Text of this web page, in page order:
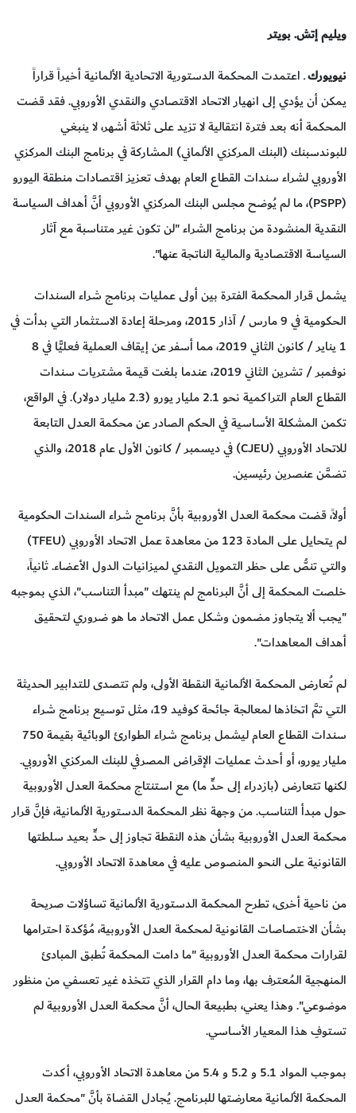
ويليم إتش. بويتر
نيويوركـ اعتمدت المحكمة الدستورية الاتحادية الألمانية أخيراً قراراً
يمكن أن يؤدي إلى انهيار الاتحاد الاقتصادي والنقدي الأوروبي. فقد قضت
المحكمة أنه بعد فترة انتقالية لا تزيد على ثلاثة أشهر، لا ينبغي
للبوندسبنك (البنك المركزي الألماني) المشاركة في برنامج البنك المركزي
الأوروبي لشراء سندات القطاع العام بهدف تعزيز اقتصادات منطقة اليورو
(PSPP)، ما لم يُوضح مجلس البنك المركزي الأوروبي أنَّ أهداف السياسة
النقدية المنشودة من برنامج الشراء "لن تكون غير متناسبة مع آثار
السياسة الاقتصادية والمالية الناتجة عنها".
يشمل قرار المحكمة الفترة بين أولى عمليات برنامج شراء السندات
الحكومية في 9 مارس / آذار 2015، ومرحلة إعادة الاستثمار التي بدأت في
1 يناير / كانون الثاني 2019، مما أسفر عن إيقاف العملية فعليًّا في 8
نوفمبر / تشرين الثاني 2019، عندما بلغت قيمة مشتريات سندات
القطاع العام التراكمية نحو 2.1 مليار يورو (2.3 مليار دولار). في الواقع،
تكمن المشكلة الأساسية في الحكم الصادر عن محكمة العدل التابعة
للاتحاد الأوروبي (CJEU) في ديسمبر / كانون الأول عام 2018، والذي
تضمَّن عنصرين رئيسين.
أولاً، قضت محكمة العدل الأوروبية بأنَّ برنامج شراء السندات الحكومية
لم يتحايل على المادة 123 من معاهدة عمل الاتحاد الأوروبي (TFEU)
والتي تنصُّ على حظر التمويل النقدي لميزانيات الدول الأعضاء. ثانياً،
خلصت المحكمة إلى أنَّ البرنامج لم ينتهك "مبدأ التناسب"، الذي بموجبه
"يجب ألا يتجاوز مضمون وشكل عمل الاتحاد ما هو ضروري لتحقيق
أهداف المعاهدات".
لم تُعارض المحكمة الألمانية النقطة الأولى، ولم تتصدى للتدابير الحديثة
التي تمَّ اتخاذها لمعالجة جائحة كوفيد 19، مثل توسيع برنامج شراء
سندات القطاع العام ليشمل برنامج شراء الطوارئ الوبائية بقيمة 750
مليار يورو، أو أحدث عمليات الإقراض المصرفي للبنك المركزي الأوروبي.
لكنها تتعارض (بازدراء إلى حدٍّ ما) مع استنتاج محكمة العدل الأوروبية
حول مبدأ التناسب. من وجهة نظر المحكمة الدستورية الألمانية، فإنَّ قرار
محكمة العدل الأوروبية بشأن هذه النقطة تجاوز إلى حدٍّ بعيد سلطتها
القانونية على النحو المنصوص عليه في معاهدة الاتحاد الأوروبي.
من ناحية أخرى، تطرح المحكمة الدستورية الألمانية تساؤلات صريحة
بشأن الاختصاصات القانونية لمحكمة العدل الأوروبية، مُؤكدة احترامها
لقرارات محكمة العدل الأوروبية "ما دامت المحكمة تُطبق المبادئ
المنهجية المُعترف بها، وما دام القرار الذي تتخذه غير تعسفي من منظور
موضوعي". وهذا يعني، بطبيعة الحال، أنَّ محكمة العدل الأوروبية لم
تستوفِ هذا المعيار الأساسي.
بموجب المواد 5.1 و 5.2 و 5.4 من معاهدة الاتحاد الأوروبي، أكدت
المحكمة الألمانية معارضتها للبرنامج. يُجادل القضاة بأنَّ "محكمة العدل